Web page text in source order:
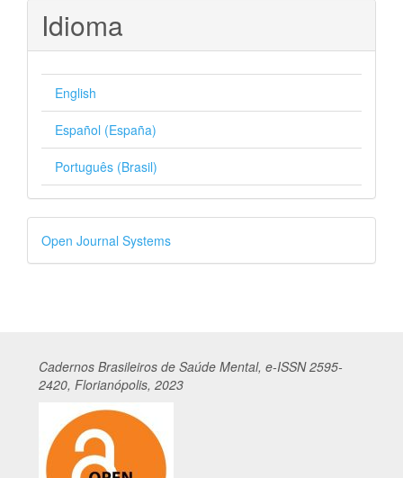
Idioma
English
Español (España)
Português (Brasil)
Desenvolvido
por
Open Journal Systems
Cadernos Brasileiros de Saúde Mental, e-ISSN 2595-
2420, Florianópolis, 2023